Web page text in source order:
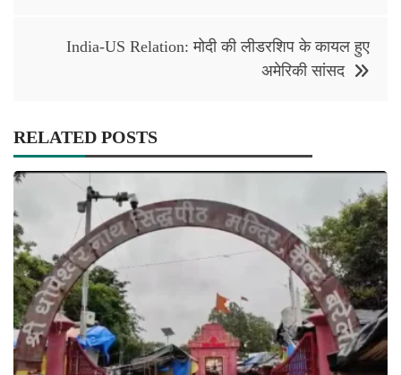
India-US Relation: मोदी की लीडरशिप के कायल हुए
अमेरिकी सांसद
RELATED POSTS